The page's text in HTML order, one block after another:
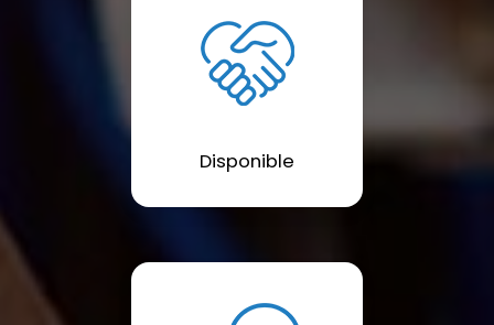
Disponible